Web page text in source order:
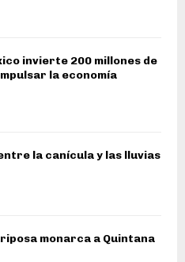
invierte 200 millones de
la economía
la canícula y las lluvias
monarca a Quintana